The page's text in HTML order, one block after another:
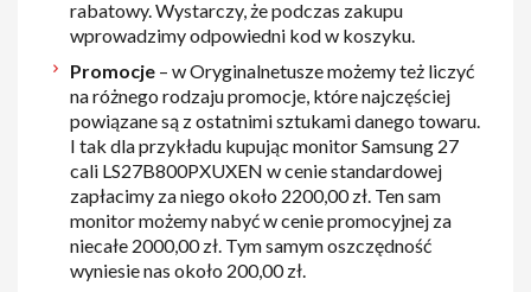
rabatowy. Wystarczy, że podczas zakupu
wprowadzimy odpowiedni kod w koszyku.
Promocje – w Oryginalnetusze możemy też liczyć
na różnego rodzaju promocje, które najczęściej
powiązane są z ostatnimi sztukami danego towaru.
I tak dla przykładu kupując monitor Samsung 27
cali LS27B800PXUXEN w cenie standardowej
zapłacimy za niego około 2200,00 zł. Ten sam
monitor możemy nabyć w cenie promocyjnej za
niecałe 2000,00 zł. Tym samym oszczędność
wyniesie nas około 200,00 zł.